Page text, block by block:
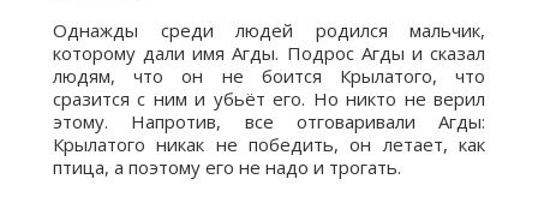
Однажды среди людей родился мальчик,
которому дали имя Агды. Подрос Агды и сказал
людям, что он не боится Крылатого, что
сразится с ним и убьёт его. Но никто не верил
этому. Напротив, все отговаривали Агды:
Крылатого никак не победить, он летает, как
птица, а поэтому его не надо и трогать.